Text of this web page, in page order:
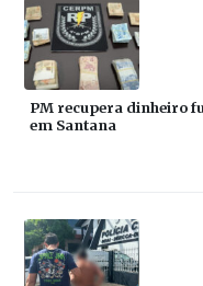
PM recupera dinheiro
em Santana